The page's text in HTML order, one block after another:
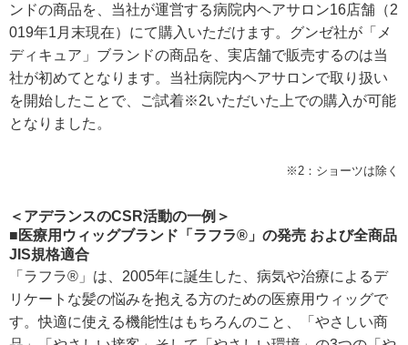
ンドの商品を、当社が運営する病院内ヘアサロン16店舗（2
019年1月末現在）にて購入いただけます。グンゼ社が「メ
ディキュア」ブランドの商品を、実店舗で販売するのは当
社が初めてとなります。当社病院内ヘアサロンで取り扱い
を開始したことで、ご試着※2いただいた上での購入が可能
となりました。
※2：ショーツは除く
＜アデランスのCSR活動の一例＞
■医療用ウィッグブランド「ラフラ®」の発売 および全商品
JIS規格適合
「ラフラ®」は、2005年に誕生した、病気や治療によるデ
リケートな髪の悩みを抱える方のための医療用ウィッグで
す。快適に使える機能性はもちろんのこと、「やさしい商